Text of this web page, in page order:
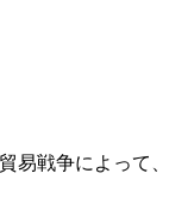
易戦争によって、